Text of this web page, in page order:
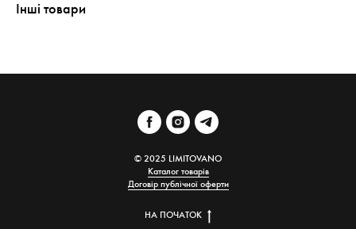
Інші товари
© 2025 LIMITOVANO
Каталог товарів
Договір публічної оферти
НА ПОЧАТОК